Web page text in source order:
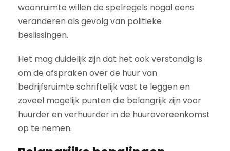
woonruimte willen de spelregels nogal eens
veranderen als gevolg van politieke
beslissingen.
Het mag duidelijk zijn dat het ook verstandig is
om de afspraken over de huur van
bedrijfsruimte schriftelijk vast te leggen en
zoveel mogelijk punten die belangrijk zijn voor
huurder en verhuurder in de huurovereenkomst
op te nemen.